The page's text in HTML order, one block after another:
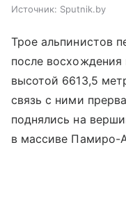
Источник: Sputnik.by
Трое альпинистов
после
высотой 6613,5
связь с ними
поднялись на
в массиве Памиро-